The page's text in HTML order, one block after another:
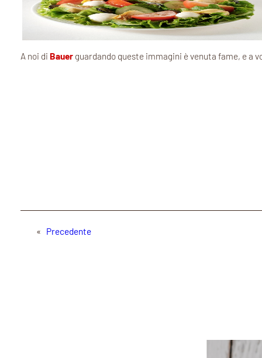
A noi di Bauerguardando queste immagini è venuta fame, e a
« Precedente